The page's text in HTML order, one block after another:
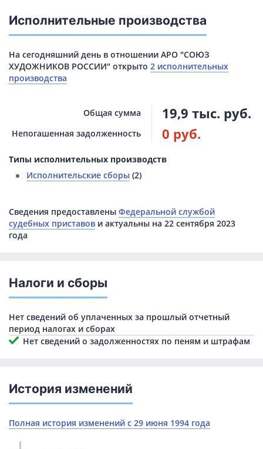
Исполнительные производства
На сегодняшний день в отношении АРО "СОЮЗ
ХУДОЖНИКОВ РОССИИ" открыто 2 исполнительных
производства
Общая сумма
Непогашенная задолженность
19,9 тыс. руб.
0 руб.
Типы исполнительных производств
Исполнительские сборы (2)
Сведения предоставлены Федеральной службой
судебных приставов и актуальны на 22 сентября 2023
года
Налоги и сборы
Нет сведений об уплаченных за прошлый отчетный
период налогах и сборах
Нет сведений о задолженностях по пеням и штрафам
История изменений
Полная история изменений с 29 июня 1994 года